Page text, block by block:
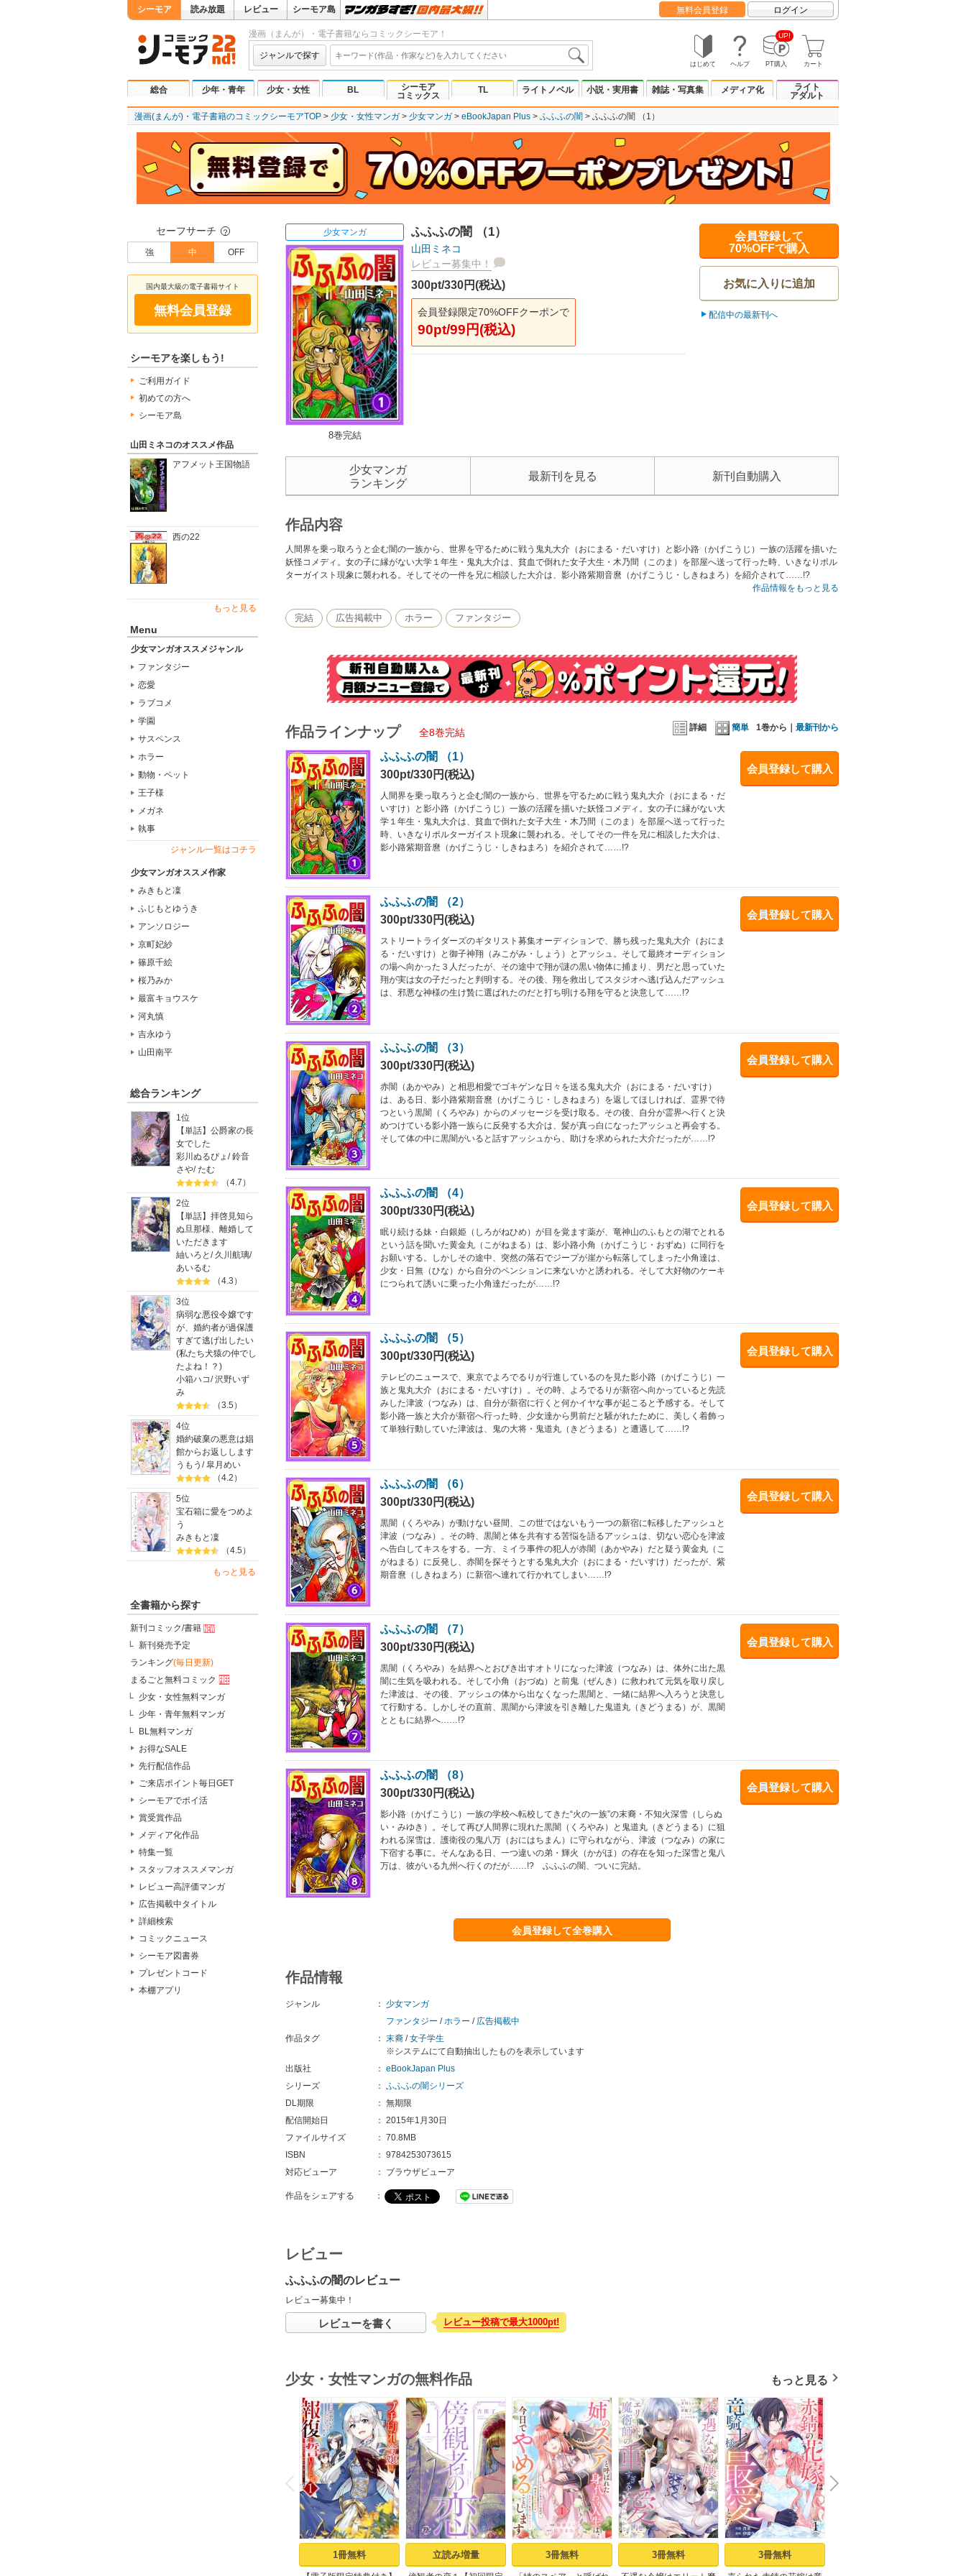
シーモア 読み放題 レビュー シーモア島 無料会員登録 ログイン
漫画（まんが）・電子書籍ならコミックシーモア！
ジャンルで探す
はじめて ヘルプ
UP!
PT購入 カート
総合 少年・青年 少女・女性 BL
シーモア
コミックス
TL ライトノベル 小説・実用書 雑誌・写真集 メディア化
ライト
アダルト
漫画(まんが)・電子書籍のコミックシーモアTOP 少女・女性マンガ 少女マンガ eBookJapan Plus ふふふの闇 ふふふの闇 （1）
セーフサーチ ？
強 中 OFF
国内最大級の電子書籍サイト
無料会員登録
シーモアを楽しもう!
ご利用ガイド
初めての方へ
シーモア島
山田ミネコのオススメ作品
アフメット王国物語
西の22
もっと見る
Menu
少女マンガオススメジャンル
ファンタジー
恋愛
ラブコメ
学園
サスペンス
ホラー
動物・ペット
王子様
メガネ
執事
ジャンル一覧はコチラ
少女マンガオススメ作家
みきもと凜
ふじもとゆうき
アンソロジー
京町妃紗
篠原千絵
桜乃みか
最富キョウスケ
河丸慎
吉永ゆう
山田南平
総合ランキング
1位
【単話】公爵家の長
女でした
彩川ぬるぴょ /鈴音
さや/たむ
（4.7）
2位
【単話】拝啓見知ら
ぬ旦那様、離婚して
いただきます
紬いろと / 久川航璃/
あいるむ
（4.3）
3位
病弱な悪役令嬢です
が、婚約者が過保護
すぎて逃げ出したい
(私たち犬猿の仲でし
たよね！？)
小箱ハコ/沢野いず
み
（3.5）
4位
婚約破棄の悪意は娼
館からお返しします
うもう /皐月めい
（4.2）
5位
宝石箱に愛をつめよ
う
みきもと凜
（4.5）
もっと見る
全書籍から探す
新刊コミック/書籍
新刊発売予定
ランキング(毎日更新)
まるごと無料コミック
少女・女性無料マンガ
少年・青年無料マンガ
BL無料マンガ
お得なSALE
先行配信作品
ご来店ポイント毎日GET
シーモアでポイ活
賞受賞作品
メディア化作品
特集一覧
スタッフオススメマンガ
レビュー高評価マンガ
広告掲載中タイトル
詳細検索
コミックニュース
シーモア図書券
プレゼントコード
本棚アプリ
少女マンガ
8巻完結
ふふふの闇 （1）
山田ミネコ
レビュー募集中！
300pt/330円(税込)
会員登録限定70%OFFクーポンで
90pt/99円(税込)
会員登録して
70%OFFで購入
お気に入りに追加
配信中の最新刊へ
少女マンガ
ランキング
最新刊を見る 新刊自動購入
作品内容
人間界を乗っ取ろうと企む闇の一族から、世界を守るために戦う鬼丸大介（おにまる・だいすけ）と影小路（かげこうじ）一族の活躍を描いた
妖怪コメディ。女の子に縁がない大学１年生・鬼丸大介は、貧血で倒れた女子大生・木乃間（このま）を部屋へ送って行った時、いきなりポル
ターガイスト現象に襲われる。そしてその一件を兄に相談した大介は、影小路紫期音麿（かげこうじ・しきねまろ）を紹介されて……!?
作品情報をもっと見る
完結 広告掲載中 ホラー ファンタジー
詳細 簡単 1巻から｜ 最新刊から
作品ラインナップ 全8巻完結
会員登録して購入
ふふふの闇 （1）
300pt/330円(税込)
人間界を乗っ取ろうと企む闇の一族から、世界を守るために戦う鬼丸大介（おにまる・だ
いすけ）と影小路（かげこうじ）一族の活躍を描いた妖怪コメディ。女の子に縁がない大
学１年生・鬼丸大介は、貧血で倒れた女子大生・木乃間（このま）を部屋へ送って行った
時、いきなりポルターガイスト現象に襲われる。そしてその一件を兄に相談した大介は、
影小路紫期音麿（かげこうじ・しきねまろ）を紹介されて……!?
会員登録して購入
ふふふの闇 （2）
300pt/330円(税込)
ストリートライダーズのギタリスト募集オーディションで、勝ち残った鬼丸大介（おにま
る・だいすけ）と御子神翔（みこがみ・しょう）とアッシュ。そして最終オーディション
の場へ向かった３人だったが、その途中で翔が謎の黒い物体に捕まり、男だと思っていた
翔が実は女の子だったと判明する。その後、翔を救出してスタジオへ逃げ込んだアッシュ
は、邪悪な神様の生け贄に選ばれたのだと打ち明ける翔を守ると決意して……!?
会員登録して購入
ふふふの闇 （3）
300pt/330円(税込)
赤闇（あかやみ）と相思相愛でゴキゲンな日々を送る鬼丸大介（おにまる・だいすけ）
は、ある日、影小路紫期音麿（かげこうじ・しきねまろ）を返してほしければ、霊界で待
つという黒闇（くろやみ）からのメッセージを受け取る。その後、自分が霊界へ行くと決
めつけている影小路一族らに反発する大介は、髪が真っ白になったアッシュと再会する。
そして体の中に黒闇がいると話すアッシュから、助けを求められた大介だったが……!?
会員登録して購入
ふふふの闇 （4）
300pt/330円(税込)
眠り続ける妹・白銀姫（しろがねひめ）が目を覚ます薬が、竜神山のふもとの湖でとれる
という話を聞いた黄金丸（こがねまる）は、影小路小角（かげこうじ・おずぬ）に同行を
お願いする。しかしその途中、突然の落石でジープが崖から転落してしまった小角達は、
少女・日無（ひな）から自分のペンションに来ないかと誘われる。そして大好物のケーキ
につられて誘いに乗った小角達だったが……!?
会員登録して購入
ふふふの闇 （5）
300pt/330円(税込)
テレビのニュースで、東京でよろでるりが行進しているのを見た影小路（かげこうじ）一
族と鬼丸大介（おにまる・だいすけ）。その時、よろでるりが新宿へ向かっていると先読
みした津波（つなみ）は、自分が新宿に行くと何かイヤな事が起こると予感する。そして
影小路一族と大介が新宿へ行った時、少女達から男前だと騒がれたために、美しく着飾っ
て単独行動していた津波は、鬼の大将・鬼道丸（きどうまる）と遭遇して……!?
会員登録して購入
ふふふの闇 （6）
300pt/330円(税込)
黒闇（くろやみ）が動けない昼間、この世ではないもう一つの新宿に転移したアッシュと
津波（つなみ）。その時、黒闇と体を共有する苦悩を語るアッシュは、切ない恋心を津波
へ告白してキスをする。一方、ミイラ事件の犯人が赤闇（あかやみ）だと疑う黄金丸（こ
がねまる）に反発し、赤闇を探そうとする鬼丸大介（おにまる・だいすけ）だったが、紫
期音麿（しきねまろ）に新宿へ連れて行かれてしまい……!?
会員登録して購入
ふふふの闇 （7）
300pt/330円(税込)
黒闇（くろやみ）を結界へとおびき出すオトリになった津波（つなみ）は、体外に出た黒
闇に生気を吸われる。そして小角（おづぬ）と前鬼（ぜんき）に救われて元気を取り戻し
た津波は、その後、アッシュの体から出なくなった黒闇と、一緒に結界へ入ろうと決意し
て行動する。しかしその直前、黒闇から津波を引き離した鬼道丸（きどうまる）が、黒闇
とともに結界へ……!?
会員登録して購入
ふふふの闇 （8）
300pt/330円(税込)
影小路（かげこうじ）一族の学校へ転校してきた“火の一族”の末裔・不知火深雪（しらぬ
い・みゆき）。そして再び人間界に現れた黒闇（くろやみ）と鬼道丸（きどうまる）に狙
われる深雪は、護衛役の鬼八万（おにはちまん）に守られながら、津波（つなみ）の家に
下宿する事に。そんなある日、一つ違いの弟・輝火（かがほ）の存在を知った深雪と鬼八
万は、彼がいる九州へ行くのだが……!? ふふふの闇、ついに完結。
会員登録して全巻購入
作品情報
ジャンル ：
少女マンガ
ファンタジー /ホラー / 広告掲載中
作品タグ
： 末裔 /女子学生
※システムにて自動抽出したものを表示しています
出版社
： eBookJapan Plus
シリーズ
： ふふふの闇シリーズ
DL期限
： 無期限
配信開始日
： 2015年1月30日
ファイルサイズ
： 70.8MB
ISBN
： 9784253073615
対応ビューア
： ブラウザビューア
作品をシェアする ：
レビュー
ふふふの闇のレビュー
レビュー募集中！
レビューを書く レビュー投稿で最大1000pt!
少女・女性マンガの無料作品 もっと見る
P
r
e
v
i
o
u
s
1冊無料 立読み増量 3冊無料 3冊無料 3冊無料
N
e
x
t